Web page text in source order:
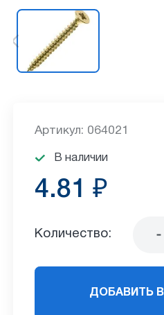
Артикул: 064021
В наличии
4.81 ₽
Количество:
ДОБАВИТЬ